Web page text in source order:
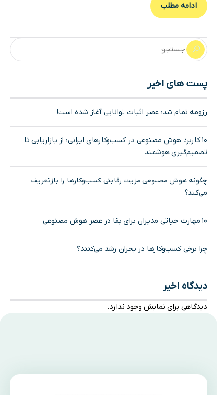
ادامه مطلب
پست های اخیر
رزومه تمام شد؛ عصر اثبات توانایی آغاز شده است!
۱۰ کاربرد هوش مصنوعی در کسب‌وکارهای ایرانی؛ از بازاریابی تا
تصمیم‌گیری هوشمند
چگونه هوش مصنوعی مزیت رقابتی کسب‌وکارها را بازتعریف
می‌کند؟
۱۰ مهارت حیاتی مدیران برای بقا در عصر هوش مصنوعی
چرا برخی کسب‌وکارها در بحران رشد می‌کنند؟
دیدگاه اخیر
دیدگاهی برای نمایش وجود ندارد.